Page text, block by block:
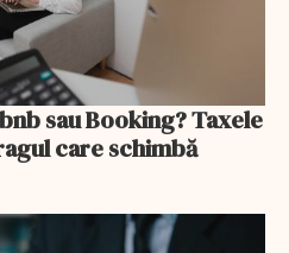
sau Booking? Taxele
care schimbă